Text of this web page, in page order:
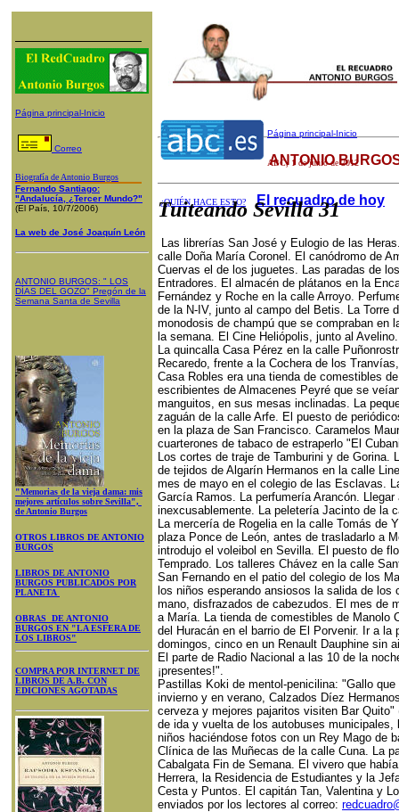
Página principal-Inicio
Correo
Biografía de Antonio Burgos
Fernando Santiago:
"Andalucía, ¿Tercer Mundo?"
(El País, 10/7/2006)
La web de José Joaquín León
ANTONIO BURGOS: " LOS
DÍAS DEL GOZO" Pregón de la
Semana Santa de Sevilla
"Memorias de la vieja dama: mis
mejores artículos sobre Sevilla",
de Antonio Burgos
OTROS LIBROS DE ANTONIO
BURGOS
LIBROS DE ANTONIO
BURGOS PUBLICADOS POR
PLANETA
OBRAS DE ANTONIO
BURGOS EN "LA ESFERA DE
LOS LIBROS"
COMPRA POR INTERNET DE
LIBROS DE A.B. CON
EDICIONES AGOTADAS
Página principal-Inicio
ABC, 1 de junio de 2012
¿QUIÉN HACE ESTO? El recuadro de hoy
ANTONIO
Tuiteando Sevilla 31
Las librerías San José y Eulogio de las
calle Doña María Coronel. El canódromo de
Cuervas el de los juguetes. Las paradas de
Entradores. El almacén de plátanos en la
Fernández y Roche en la calle Arroyo.
de la N-IV, junto al campo del Betis. La Torre
monodosis de champú que se compraban en
la semana. El Cine Heliópolis, junto al
La quincalla Casa Pérez en la calle
Recaredo, frente a la Cochera de los
Casa Robles era una tienda de comestibles
escribientes de Almacenes Peyré que se
manguitos, en sus mesas inclinadas. La
zaguán de la calle Arfe. El puesto de
en la plaza de San Francisco. Caramelos
cuarterones de tabaco de estraperlo "El
Los cortes de traje de Tamburini y de Gorina.
de tejidos de Algarín Hermanos en la calle
mes de mayo en el colegio de las Esclavas.
García Ramos. La perfumería Arancón.
inexcusablemente. La peletería Jacinto de la
La mercería de Rogelia en la calle Tomás de
plaza Ponce de León, antes de trasladarlo a
introdujo el voleibol en Sevilla. El puesto de
Temprado. Los talleres Chávez en la calle
San Fernando en el patio del colegio de los
los niños esperando ansiosos la salida de
mano, disfrazados de cabezudos. El mes de
a María. La tienda de comestibles de Manolo
del Huracán en el barrio de El Porvenir. Ir a la
domingos, cinco en un Renault Dauphine sin
El parte de Radio Nacional a las 10 de la
¡presentes!".
Pastillas Koki de mentol-penicilina: "Gallo
invierno y en verano, Calzados Díez
cerveza y mejores pajaritos visiten Bar
de ida y vuelta de los autobuses
niños haciéndose fotos con un Rey Mago de
Clínica de las Muñecas de la calle Cuna. La
Cabalgata Fin de Semana. El vivero que
Herrera, la Residencia de Estudiantes y la
Cesta y Puntos. El capitán Tan, Valentina y
enviados por los lectores al correo: